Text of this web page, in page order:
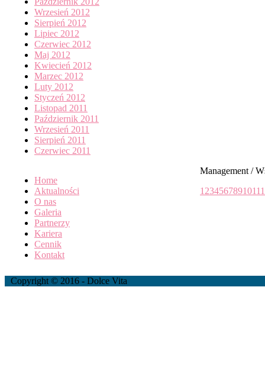
Wrzesień 2012
Sierpień 2012
Lipiec 2012
Czerwiec 2012
Maj 2012
Kwiecień 2012
Marzec 2012
Luty 2012
Styczeń 2012
Listopad 2011
Październik 2011
Wrzesień 2011
Sierpień 2011
Czerwiec 2011
Home
Aktualności
O nas
Galeria
Partnerzy
Kariera
Cennik
Kontakt
Management /
1234567891011
Copyright © 2016 - Dolce Vita